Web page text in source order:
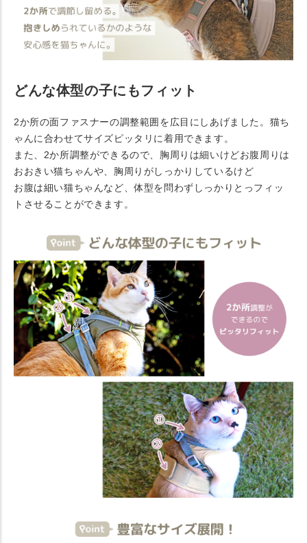
どんな体型の子にもフィット
2か所の面ファスナーの調整範囲を広目にしあげました。猫ち
ゃんに合わせてサイズピッタリに着用できます。
また、2か所調整ができるので、胸周りは細いけどお腹周りは
おおきい猫ちゃんや、胸周りがしっかりしているけど
お腹は細い猫ちゃんなど、体型を問わずしっかりとっフィッ
トさせることができます。